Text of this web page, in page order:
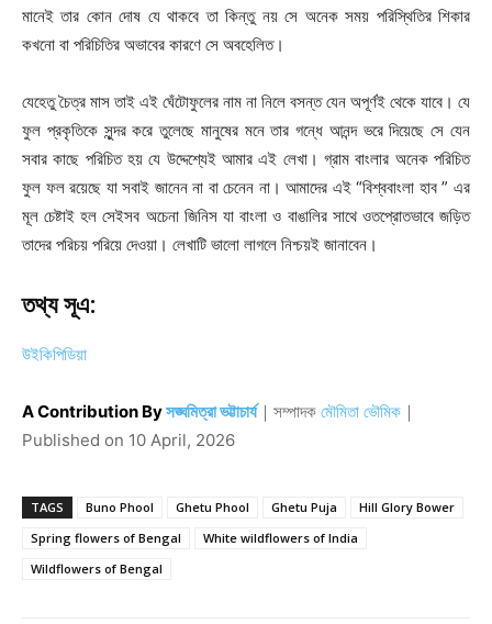
মানেই তার কোন দোষ যে থাকবে তা কিন্তু নয় সে অনেক সময় পরিস্থিতির শিকার
কখনো বা পরিচিতির অভাবের কারণে সে অবহেলিত।
যেহেতু চৈত্র মাস তাই এই ঘেঁটোফুলের নাম না নিলে বসন্ত যেন অপূর্ণই থেকে যাবে। যে
ফুল প্রকৃতিকে সুন্দর করে তুলেছে মানুষের মনে তার গন্ধে আনন্দ ভরে দিয়েছে সে যেন
সবার কাছে পরিচিত হয় যে উদ্দেশ্যেই আমার এই লেখা। গ্রাম বাংলার অনেক পরিচিত
ফুল ফল রয়েছে যা সবাই জানেন না বা চেনেন না। আমাদের এই “বিশ্ববাংলা হাব ” এর
মূল চেষ্টাই হল সেইসব অচেনা জিনিস যা বাংলা ও বাঙালির সাথে ওতপ্রোতভাবে জড়িত
তাদের পরিচয় পরিয়ে দেওয়া। লেখাটি ভালো লাগলে নিশ্চয়ই জানাবেন।
তথ্য সূএ:
উইকিপিডিয়া
A Contribution Byসঙ্ঘমিত্রা ভট্টাচার্য｜ সম্পাদক মৌমিতা ভৌমিক ｜
Published on 10 April, 2026
TAGS Buno Phool Ghetu Phool Ghetu Puja
Hill Glory Bower
Spring flowers of Bengal
White wildflowers of India
Wildflowers of Bengal